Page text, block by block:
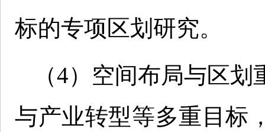
标的专项区划研究。
（4）空间布局与区
与产业转型等多重目标